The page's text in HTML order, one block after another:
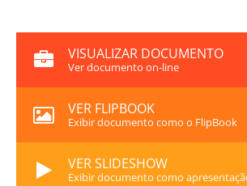
VISUALIZAR DOCUMENTO
Ver documento on-line
VER FLIPBOOK
Exibir documento como o FlipBook
VER SLIDESHOW
Exibir documento como